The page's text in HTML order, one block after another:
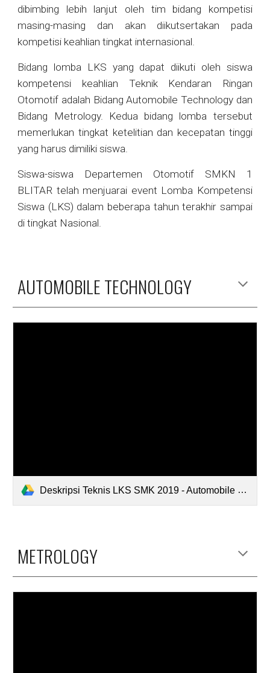
dibimbing lebih lanjut oleh tim bidang kompetisi
masing-masing dan akan diikutsertakan pada
kompetisi keahlian tingkat internasional.
Bidang lomba LKS yang dapat diikuti oleh siswa
kompetensi keahlian Teknik Kendaran Ringan
Otomotif adalah BidangAutomobile Technologydan
Bidang
Metrology. Kedua bidang lomba tersebut
memerlukan tingkat ketelitian dan kecepatan tinggi
yang harus dimiliki siswa.
Siswa-siswa Departemen Otomotif SMKN 1
BLITAR telah menjuarai event Lomba Kompetensi
Siswa (LKS) dalam beberapa tahun terakhir sampai
di tingkat Nasional.
AUTOMOBILE TECHNOLOGY
Deskripsi Teknis LKS SMK 2019 - Automobile Technology.pdf
METROLOGY